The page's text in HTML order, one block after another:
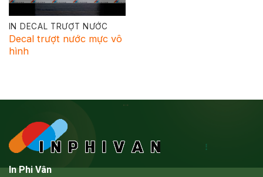
IN DECAL TRƯỢT NƯỚC
Decal trượt nước mực vô
hình
In Phi Vân